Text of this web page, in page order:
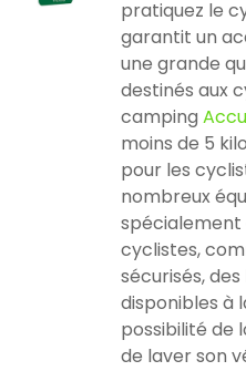
pratiquez le
garantit un
une grande
destinés aux
camping
moins de 5
pour les
nombreux
spécialement
cyclistes,
sécurisés,
disponibles à
possibilité de
de laver son